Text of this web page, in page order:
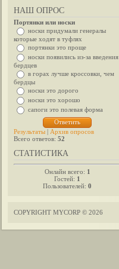
НАШ ОПРОС
Портянки или носки
носки придумали генералы
которые ходят в туфлях
портянки это проще
носки появились из-за введения
бердцев
в горах лучше кроссовки, чем
бердцы
носки это дорого
носки это хорошо
сапоги это полевая форма
Результаты | Архив опросов
Всего ответов: 52
СТАТИСТИКА
Онлайн всего: 1
Гостей: 1
Пользователей: 0
COPYRIGHT MYCORP © 2026